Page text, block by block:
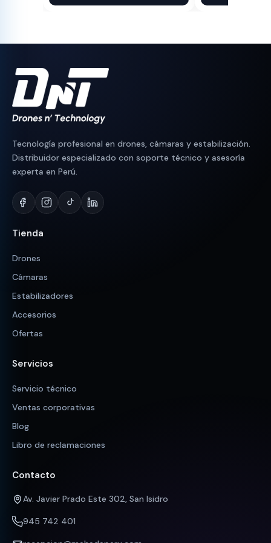
original
actual
original
actual
Tecnología profesional en drones, cámaras y estabilización.
Distribuidor especializado con soporte técnico y asesoría
experta en Perú.
Tienda
Drones
Cámaras
Estabilizadores
Accesorios
Ofertas
Servicios
Servicio técnico
Ventas corporativas
Blog
Libro de reclamaciones
Contacto
Av. Javier Prado Este 302, San Isidro
945 742 401